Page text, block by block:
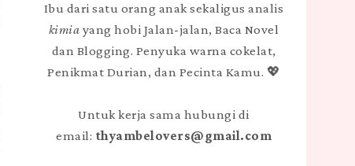
Ibu dari satu orang anak sekaligus analis
kimia yang hobi Jalan-jalan, Baca Novel
dan Blogging. Penyuka warna cokelat,
Penikmat Durian, dan Pecinta Kamu. 💖
Untuk kerja sama hubungi di
email: thyambelovers@gmail.com